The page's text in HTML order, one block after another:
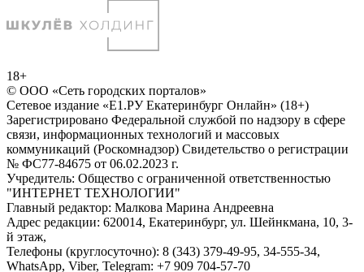
18+
© ООО «Сеть городских порталов»
Сетевое издание «Е1.РУ Екатеринбург Онлайн» (18+)
Зарегистрировано Федеральной службой по надзору в сфере
связи, информационных технологий и массовых
коммуникаций (Роскомнадзор) Свидетельство о регистрации
№ ФС77-84675 от 06.02.2023 г.
Учредитель: Общество с ограниченной ответственностью
"ИНТЕРНЕТ ТЕХНОЛОГИИ"
Главный редактор: Малкова Марина Андреевна
Адрес редакции: 620014, Екатеринбург, ул. Шейнкмана, 10, 3-
й этаж,
Телефоны (круглосуточно): 8 (343) 379-49-95, 34-555-34,
WhatsApp, Viber, Telegram: +7 909 704-57-70